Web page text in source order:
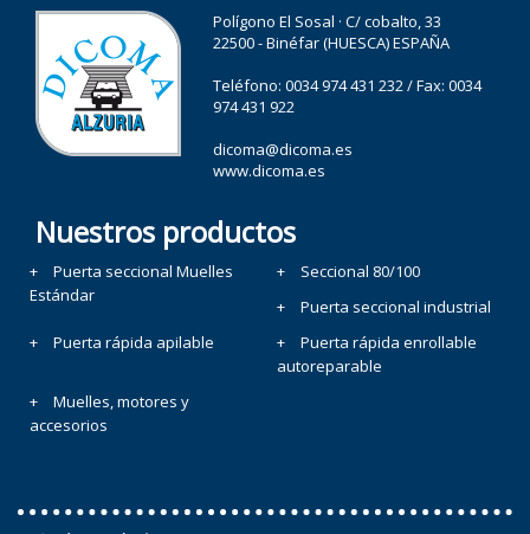
Polígono El Sosal · C/ cobalto, 33
22500 - Binéfar (HUESCA) ESPAÑA
Teléfono: 0034 974 431 232/ Fax: 0034
974 431 922
dicoma@dicoma.es
www.dicoma.es
Nuestros productos
Puerta seccional Muelles
Estándar
Seccional 80/100
Puerta seccional industrial
Puerta rápida apilable
Puerta rápida enrollable
autoreparable
Muelles, motores y
accesorios